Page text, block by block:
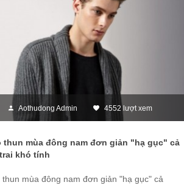
Aothudong Admin 4552 lượt xem
thun mùa đông nam đơn giản "hạ gục" cả
khó tính
thun mùa đông nam đơn giản "hạ gục" cả